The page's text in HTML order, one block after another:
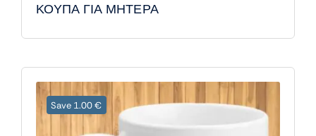
ΚΟΥΠΑ ΓΙΑ ΜΗΤΕΡΑ
Save 1.00 €